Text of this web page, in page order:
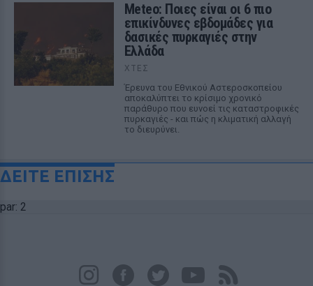
Meteo: Ποιες είναι οι 6 πιο
επικίνδυνες εβδομάδες για
δασικές πυρκαγιές στην
Ελλάδα
ΧΤΕΣ
Έρευνα του Εθνικού Αστεροσκοπείου
αποκαλύπτει το κρίσιμο χρονικό
παράθυρο που ευνοεί τις καταστροφικές
πυρκαγιές - και πώς η κλιματική αλλαγή
το διευρύνει.
ΔΕΙΤΕ ΕΠΙΣΗΣ
par: 2